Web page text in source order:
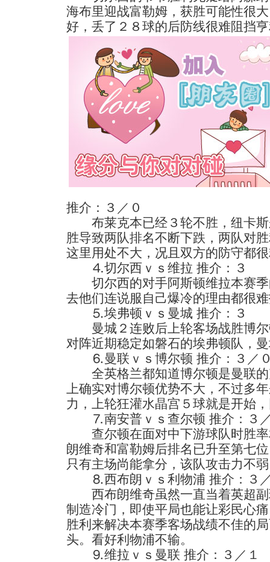
海布里迎战富勒姆，获胜可能性很
好，丢了２８球的后防线很难阻挡
推介：３／０
布莱克本已经３轮不胜，纽卡斯
胜导致两队排名不断下跌，两队对
这里用处不大，况且双方的防守都
⒋切尔西ｖｓ维拉 推介：３
切尔西的对手阿斯顿维拉本赛季
去他们连说服自己爆冷的理由都很
⒌埃弗顿ｖｓ曼城 推介：３
曼城２连败后上轮客场战胜博尔
对阵近期稳定如磐石的埃弗顿队，
⒍曼联ｖｓ博尔顿 推介：３／
全英格兰都知道博尔顿是曼联的
上确实对博尔顿优势不大，不过多
力，上轮狂灌水晶宫５球就是开始
⒎南安普ｖｓ查尔顿 推介：３
查尔顿在面对中下游球队时胜率
朗维奇和富勒姆后排名已升至第七
只有主场尚能拿分，该队攻击力不
⒏西布朗ｖｓ利物浦 推介：３
西布朗维奇虽然一直当着英超副
制造冷门，即使平局也能让彩民心
胜利来解决本赛季客场战绩不佳的
头。看好利物浦不输。
⒐维拉ｖｓ曼联 推介：３／１